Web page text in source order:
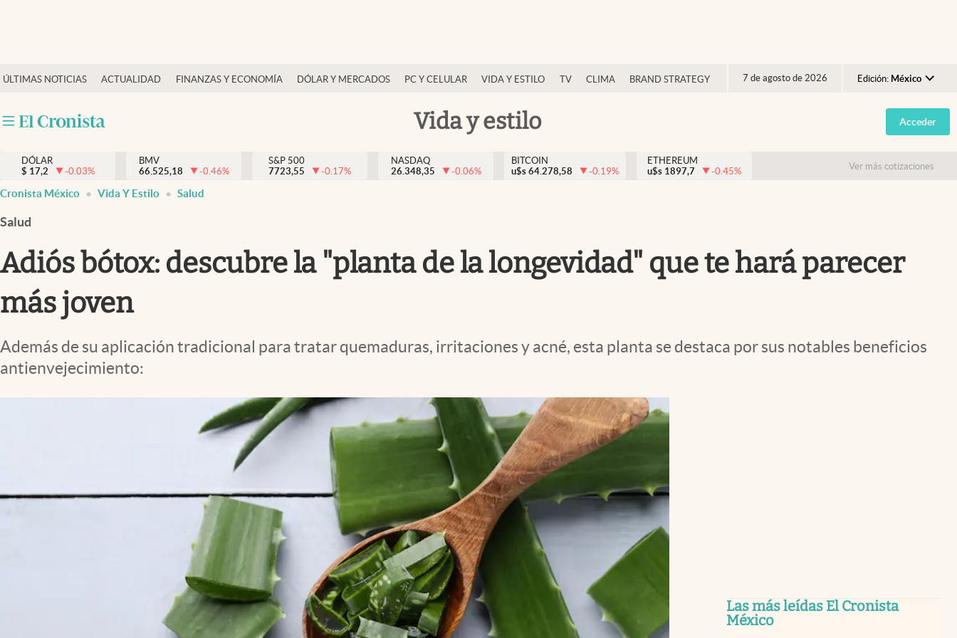
ÚLTIMAS NOTICIAS ACTUALIDAD FINANZAS Y ECONOMÍA DÓLAR Y MERCADOS PC Y CELULAR VIDA Y ESTILO TV CLIMA BRAND STRATEGY 7 de agosto de 2026 Edición: México
Argentina
España
USA
Vida y estilo
Actualidad
Internacionales
Opinión
Brand Strategy
Vida y estilo
Tv
Espiritualidad
Acceder
DÓLAR
$ 17,2 -0.03%
BMV
66.525,18
-0.46%
S&P 500
7723,55
-0.17%
NASDAQ
26.348,35
-0.06%
BITCOIN
u$s 64.278,58 -0.19%
ETHEREUM
u$s 1897,7 -0.45% Ver más cotizaciones
Cronista México Vida Y Estilo Salud
Salud
Adiós bótox: descubre la "planta de la longevidad" que te hará parecer
más joven
Además de su aplicación tradicional para tratar quemaduras, irritaciones y acné, esta planta se destaca por sus notables beneficios
antienvejecimiento:
Las más leídas El Cronista
México